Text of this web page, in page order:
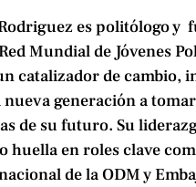
es politólogo y
Mundial de Jóvenes
catalizador de cambio,
nueva generación a
de su futuro. Su
huella en roles clave
de la ODM y